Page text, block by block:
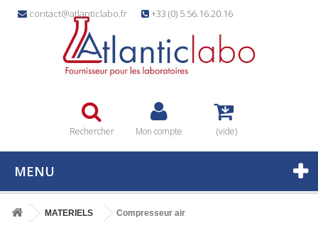
contact@atlanticlabo.fr +33 (0) 5.56.16.20.16
Rechercher Mon compte (vide)
MENU
MATERIELS Compresseur air